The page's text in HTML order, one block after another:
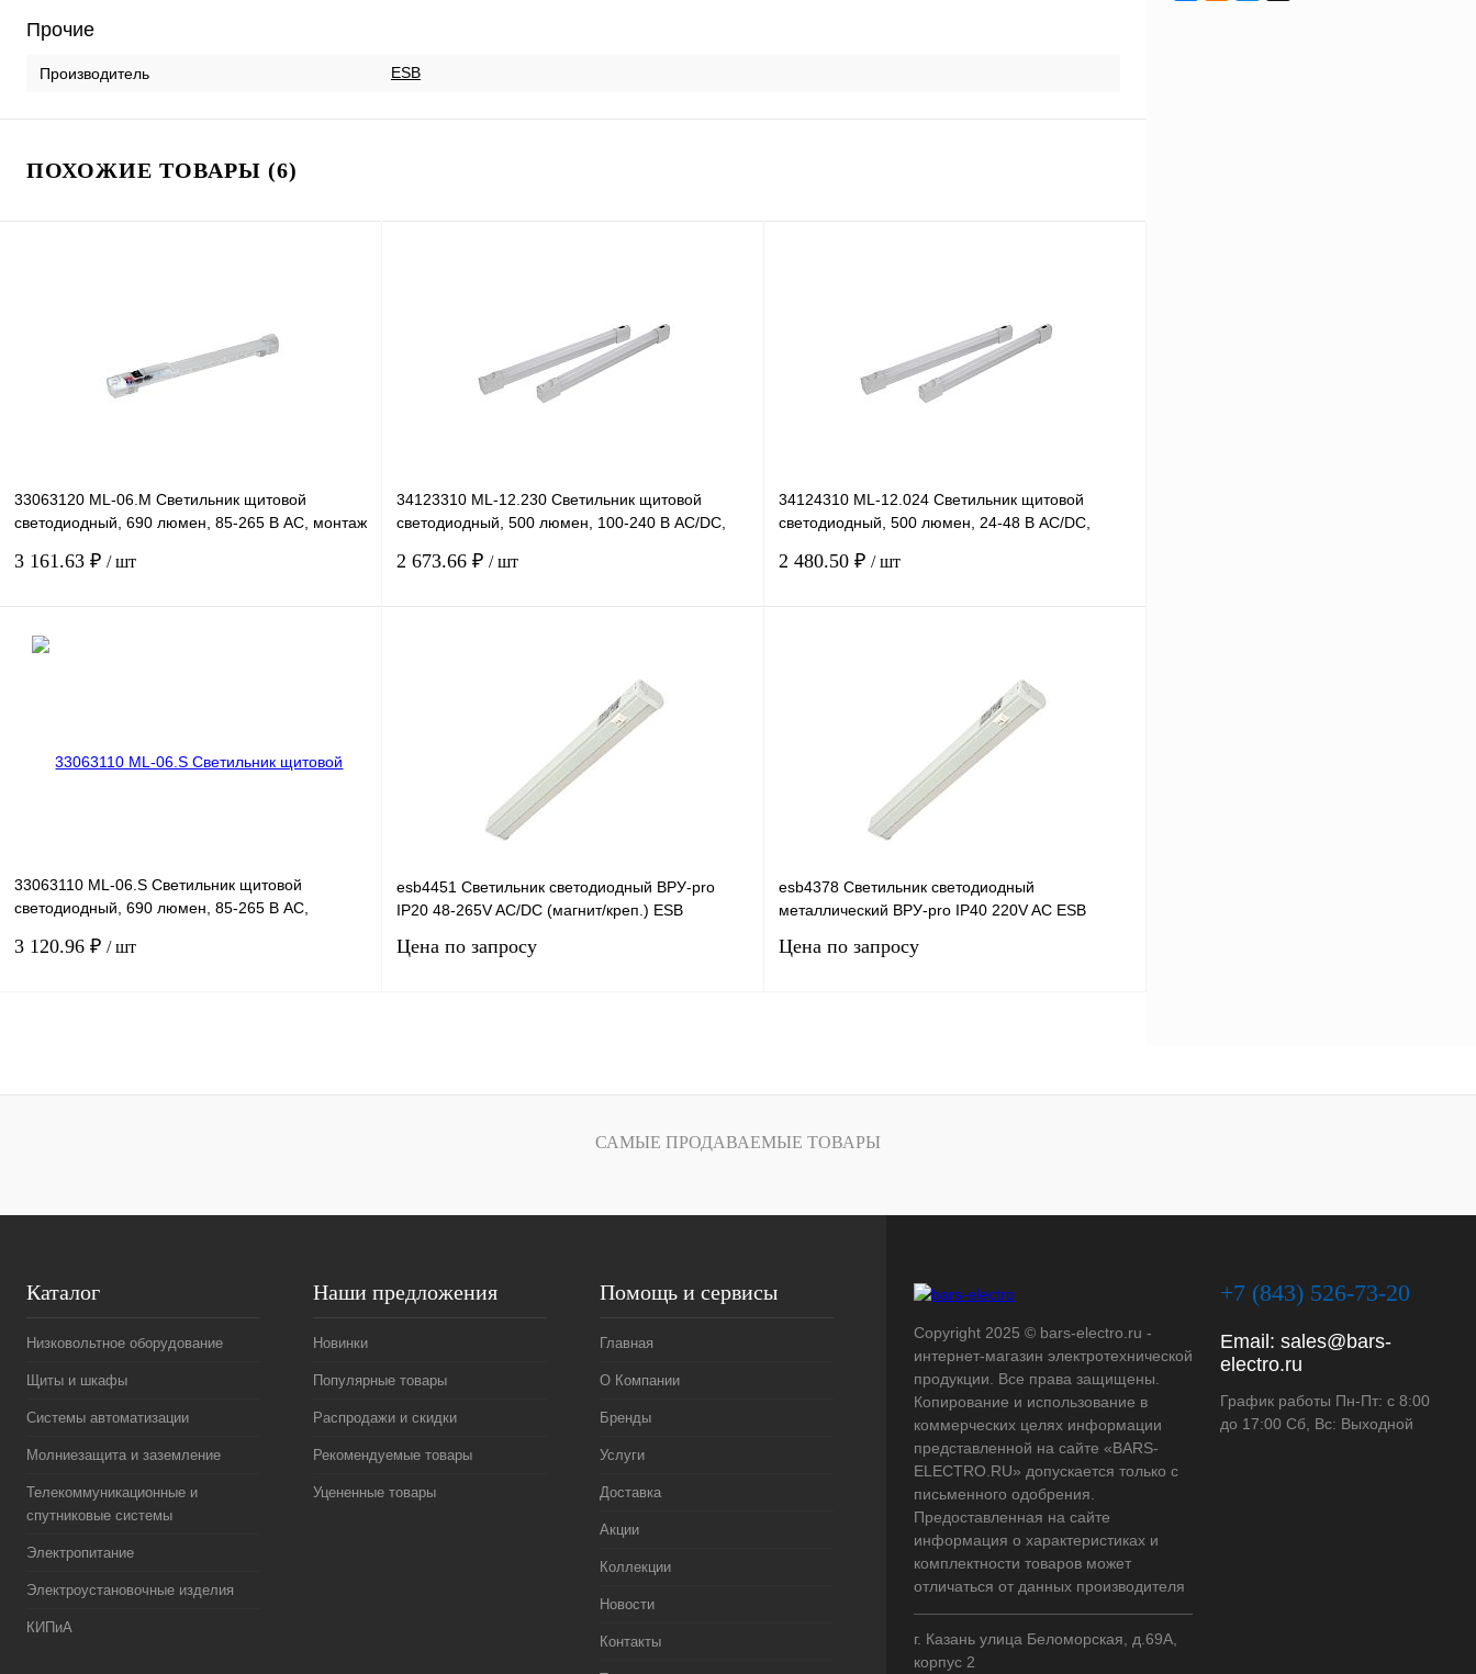
Прочие
Производитель ESB
ПОХОЖИЕ ТОВАРЫ (6)
33063120 ML-06.M Светильник щитовой
светодиодный, 690 люмен, 85-265 В АС, монтаж
3 161.63 ₽ / шт
34123310 ML-12.230 Светильник щитовой
светодиодный, 500 люмен, 100-240 В АС/DC,
2 673.66 ₽ / шт
Сравнение
Под заказ
34124310 ML-12.024 Светильник щитовой
светодиодный, 500 люмен, 24-48 В АС/DC,
2 480.50 ₽ / шт
Сравнение
Под заказ
33063110 ML-06.S Светильник щитовой
светодиодный, 690 люмен, 85-265 В АС,
3 120.96 ₽ / шт
Купить в 1 клик Сравнение
esb4451 Светильник светодиодный ВРУ-pro
IP20 48-265V AC/DC (магнит/креп.) ESB
Цена по запросу
Купить в 1 клик Сравнение
esb4378 Светильник светодиодный
металлический ВРУ-pro IP40 220V AC ESB
Цена по запросу
Купить в 1 клик Сравнение
САМЫЕ ПРОДАВАЕМЫЕ ТОВАРЫ
Каталог
Низковольтное оборудование
Щиты и шкафы
Системы автоматизации
Молниезащита и заземление
Телекоммуникационные и
спутниковые системы
Электропитание
Электроустановочные изделия
КИПиА
Наши предложения
Новинки
Популярные товары
Распродажи и скидки
Рекомендуемые товары
Уцененные товары
Помощь и сервисы
Главная
О Компании
Бренды
Услуги
Доставка
Акции
Коллекции
Новости
Контакты
Copyright 2025 © bars-electro.ru -
интернет-магазин электротехнической
продукции. Все права защищены.
Копирование и использование в
коммерческих целях информации
представленной на сайте «BARS-
ELECTRO.RU» допускается только с
письменного одобрения.
Предоставленная на сайте
информация о характеристиках и
комплектности товаров может
отличаться от данных производителя
г. Казань улица Беломорская, д.69А,
корпус 2
+7 (843) 526-73-20
Email: sales@bars-
electro.ru
График работы Пн-Пт: с 8:00
до 17:00 Сб, Вс: Выходной